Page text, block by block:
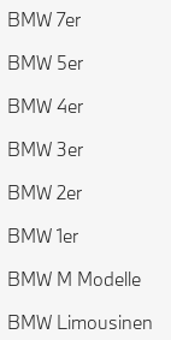
BMW 7er
BMW 5er
BMW 4er
BMW 3er
BMW 2er
BMW 1er
BMW M Modelle
BMW Limousinen